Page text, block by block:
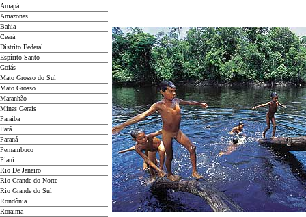
Amapá
Amazonas
Bahia
Ceará
Distrito Federal
Espírito Santo
Goiás
Mato Grosso do Sul
Mato Grosso
Maranhão
Minas Gerais
Paraíba
Pará
Paraná
Pernambuco
Piauí
Rio De Janeiro
Rio Grande do Norte
Rio Grande do Sul
Rondônia
Roraima